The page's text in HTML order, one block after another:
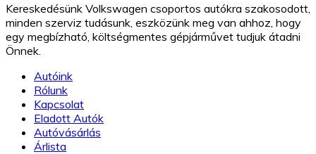
Kereskedésünk Volkswagen csoportos autókra szakosodott,
minden szerviz tudásunk, eszközünk meg van ahhoz, hogy
egy megbízható, költségmentes gépjárművet tudjuk átadni
Önnek.
Autóink
Rólunk
Kapcsolat
Eladott Autók
Autóvásárlás
Árlista